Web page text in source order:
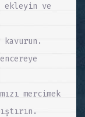
ekleyin ve
kavurun.
mercimek